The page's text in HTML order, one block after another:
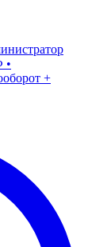
•
+